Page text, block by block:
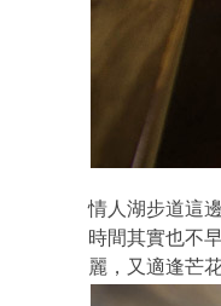
情人湖步道這
時間其實也不
麗，又適逢芒